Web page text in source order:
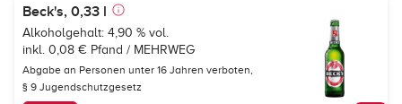
Beck's, 0,33 l
Alkoholgehalt: 4,90 % vol.
inkl. 0,08 € Pfand / MEHRWEG
Abgabe an Personen unter 16 Jahren verboten,
§ 9 Jugendschutzgesetz